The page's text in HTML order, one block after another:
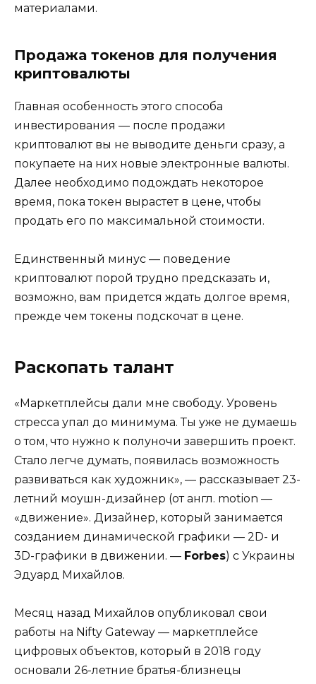
материалами.
Продажа токенов для получения
криптовалюты
Главная особенность этого способа
инвестирования — после продажи
криптовалют вы не выводите деньги сразу, а
покупаете на них новые электронные валюты.
Далее необходимо подождать некоторое
время, пока токен вырастет в цене, чтобы
продать его по максимальной стоимости.
Единственный минус — поведение
криптовалют порой трудно предсказать и,
возможно, вам придется ждать долгое время,
прежде чем токены подскочат в цене.
Раскопать талант
«Маркетплейсы дали мне свободу. Уровень
стресса упал до минимума. Ты уже не думаешь
о том, что нужно к полуночи завершить проект.
Стало легче думать, появилась возможность
развиваться как художник», — рассказывает 23-
летний моушн-дизайнер (от англ. motion —
«движение». Дизайнер, который занимается
созданием динамической графики — 2D- и
3D-графики в движении. — Forbes) с Украины
Эдуард Михайлов.
Месяц назад Михайлов опубликовал свои
работы на Nifty Gateway — маркетплейсе
цифровых объектов, который в 2018 году
основали 26-летние братья-близнецы